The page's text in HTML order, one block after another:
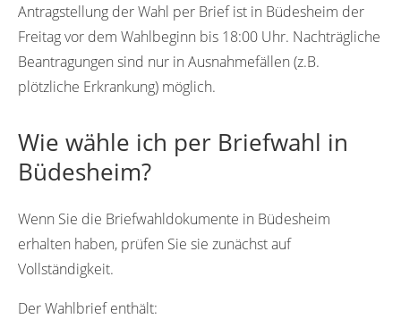
Antragstellung der Wahl per Brief ist in Büdesheim der
Freitag vor dem Wahlbeginn bis 18:00 Uhr. Nachträgliche
Beantragungen sind nur in Ausnahmefällen (z.B.
plötzliche Erkrankung) möglich.
Wie wähle ich per Briefwahl in
Büdesheim?
Wenn Sie die Briefwahldokumente in Büdesheim
erhalten haben, prüfen Sie sie zunächst auf
Vollständigkeit.
Der Wahlbrief enthält: